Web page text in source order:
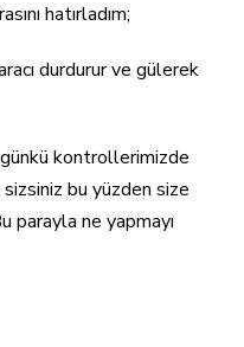
hatırladım;
durdurur ve gülerek
kontrollerimizde
bu yüzden size
parayla ne yapmayı